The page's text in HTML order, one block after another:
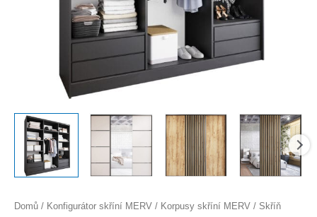
Domů / Konfigurátor skříní MERV / Korpusy skříní MERV / Skříň